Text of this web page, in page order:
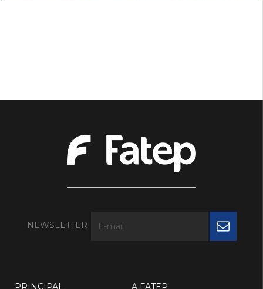
NEWSLETTER
PRINCIPAL
A FATEP